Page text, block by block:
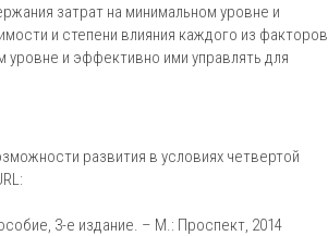
затрат на минимальном уровне и
и степени влияния каждого из факторов
и эффективно ими управлять для
развития в условиях четвертой
3-е издание. – М.: Проспект, 2014